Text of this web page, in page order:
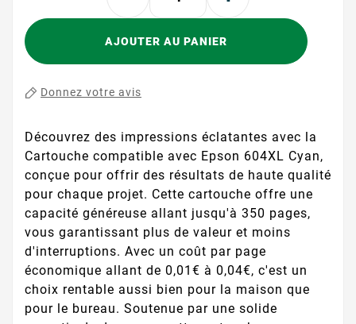
AJOUTER AU PANIER
Donnez votre avis
Découvrez des impressions éclatantes avec la
Cartouche compatible avec Epson 604XL Cyan,
conçue pour offrir des résultats de haute qualité
pour chaque projet. Cette cartouche offre une
capacité généreuse allant jusqu'à 350 pages,
vous garantissant plus de valeur et moins
d'interruptions. Avec un coût par page
économique allant de 0,01€ à 0,04€, c'est un
choix rentable aussi bien pour la maison que
pour le bureau. Soutenue par une solide